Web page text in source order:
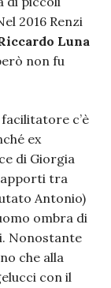
2016 Renzi
Luna
non fu
c’è
ex
di Giorgia
tra
Antonio)
ombra di
Nonostante
che alla
con il